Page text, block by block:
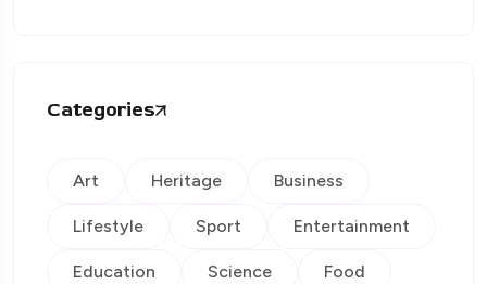
Categories
Art Heritage Business
Lifestyle Sport Entertainment
Education Science Food